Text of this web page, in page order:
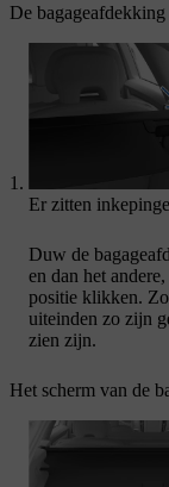
De bagageafdekking
Er zitten
Duw de
en dan het
positie klikken.
uiteinden zo zijn
zien zijn.
Het scherm van de